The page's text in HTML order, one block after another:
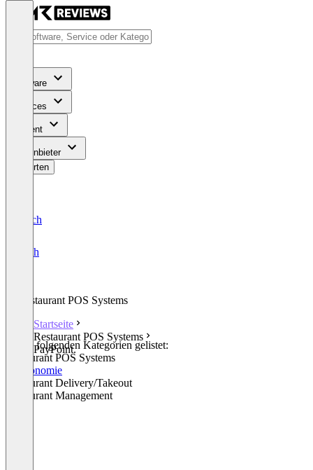
Software
Services
Content
Für Anbieter
Bewerten
Deutsch
English
Restaurant POS Systems
Startseite
Restaurant POS Systems
PayPoint.
In den folgenden Kategorien gelistet:
Restaurant POS Systems
Gastronomie
Restaurant Delivery/Takeout
Restaurant Management